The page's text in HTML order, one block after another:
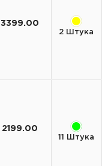
3399.00
2 Штука
2199.00
11 Штука